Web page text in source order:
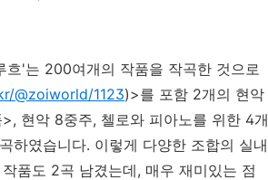
'는 200여개의 작품을 작곡한 것으로
@zoiworld/1123)>를 포함 2개의 현악
현악 8중주, 첼로와 피아노를 위한 4개
하였습니다. 이렇게 다양한 조합의 실내
품도 2곡 남겼는데, 매우 재미있는 점